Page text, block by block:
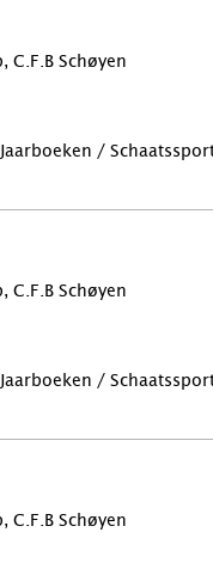
C.F.B Schøyen
/
C.F.B Schøyen
/
C.F.B Schøyen